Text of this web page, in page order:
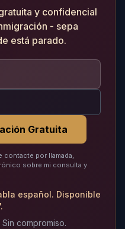
y confidencial
- sepa
está parado.
Gratuita
contacte por llamada,
sobre mi consulta y
español. Disponible
compromiso.